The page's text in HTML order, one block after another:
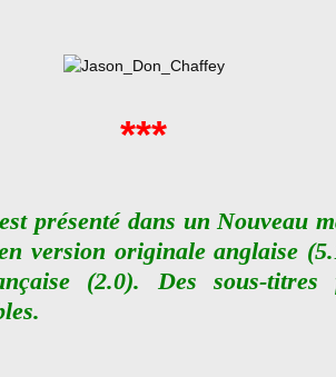
***
présenté dans un Nouveau
version originale anglaise
(2.0). Des sous-titres